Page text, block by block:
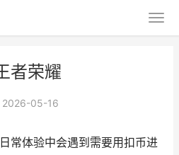
者荣耀
2026-05-16
常体验中会遇到需要用扣币进